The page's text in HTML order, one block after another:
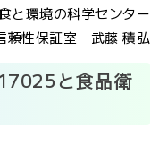
と環境の科学センター
頼性保証室 武藤 積弘
と食品衛